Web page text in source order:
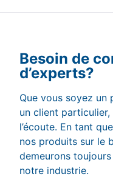
Besoin de
d’experts?
Que vous soyez un
un client
l’écoute. En tant
nos produits sur le
demeurons toujours
notre industrie.